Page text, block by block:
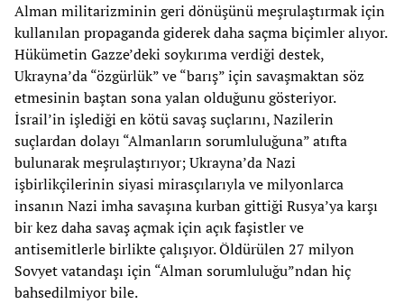
Alman militarizminin geri dönüşünü meşrulaştırmak için
kullanılan propaganda giderek daha saçma biçimler alıyor.
Hükümetin Gazze’deki soykırıma verdiği destek,
Ukrayna’da “özgürlük” ve “barış” için savaşmaktan söz
etmesinin baştan sona yalan olduğunu gösteriyor.
İsrail’in işlediği en kötü savaş suçlarını, Nazilerin
suçlardan dolayı “Almanların sorumluluğuna” atıfta
bulunarak meşrulaştırıyor; Ukrayna’da Nazi
işbirlikçilerinin siyasi mirasçılarıyla ve milyonlarca
insanın Nazi imha savaşına kurban gittiği Rusya’ya karşı
bir kez daha savaş açmak için açık faşistler ve
antisemitlerle birlikte çalışıyor. Öldürülen 27 milyon
Sovyet vatandaşı için “Alman sorumluluğu”ndan hiç
bahsedilmiyor bile.